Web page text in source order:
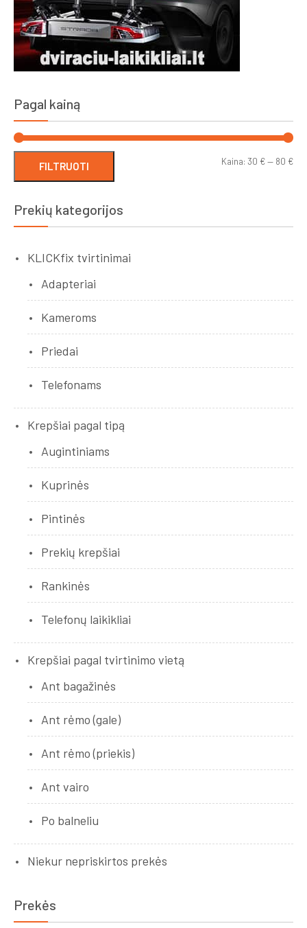
Pagal kainą
Min
FILTRUOTI Kaina: 30 €— 80 €
Prekių kategorijos
KLICKfix tvirtinimai
Adapteriai
Kameroms
Priedai
Telefonams
Krepšiai pagal tipą
Augintiniams
Kuprinės
Pintinės
Prekių krepšiai
Rankinės
Telefonų laikikliai
Krepšiai pagal tvirtinimo vietą
Ant bagažinės
Ant rėmo (gale)
Ant rėmo (priekis)
Ant vairo
Po balneliu
Niekur nepriskirtos prekės
Prekės